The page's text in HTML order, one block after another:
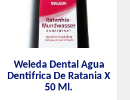
Weleda Dental Agua
Dentifrica De Ratania X
50 Ml.